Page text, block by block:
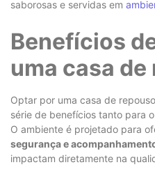
saborosas e servidas em
Benefícios
uma casa
Optar por uma casa de
série de benefícios tanto para o
O ambiente é projetado para
segurança e
impactam diretamente na